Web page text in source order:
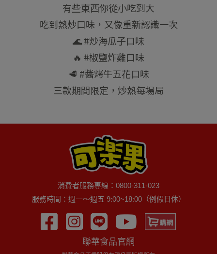
有些東西你從小吃到大
吃到熱炒口味，又像重新認識一次
🌊 #炒海瓜子口味
🔥 #椒鹽炸雞口味
🥩 #醬烤牛五花口味
三款期間限定，炒熱每場局
消費者服務專線：0800-311-023
服務時間：週一～週五 9:00~18:00（例假日休）
聯華食品官網